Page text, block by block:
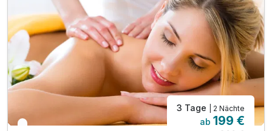
In 3 Wochen wieder frei
3 Tage | 2 Nächte
ab 199 €